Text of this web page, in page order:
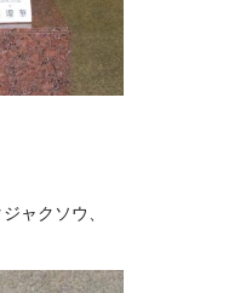
ャクソウ、